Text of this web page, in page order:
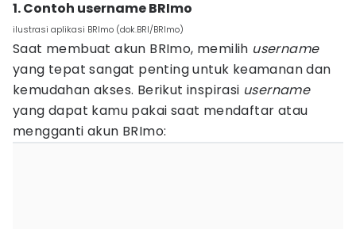
1. Contoh username BRImo
ilustrasi aplikasi BRImo (dok.BRI/BRImo)
Saat membuat akun BRImo, memilih username
yang tepat sangat penting untuk keamanan dan
kemudahan akses. Berikut inspirasi username
yang dapat kamu pakai saat mendaftar atau
mengganti akun BRImo: